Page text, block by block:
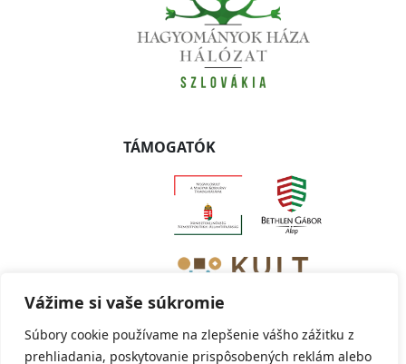
Vážime si vaše súkromie
Súbory cookie používame na zlepšenie vášho zážitku z
prehliadania, poskytovanie prispôsobených reklám alebo
TÁMOGATÓK